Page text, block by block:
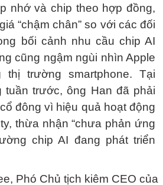
nhớ và chip theo hợp đồng,
“chậm chân” so với các đối
bối cảnh nhu cầu chip AI
cũng ngậm ngùi nhìn Apple
trường smartphone. Tại
tuần trước, ông Han đã phải
đông vì hiệu quả hoạt động
thừa nhận “chưa phản ứng
chip AI đang phát triển